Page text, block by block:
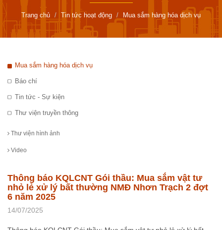
Trang chủ Tin tức hoạt động Mua sắm hàng hóa dịch vụ
Mua sắm hàng hóa dịch vụ
Báo chí
Tin tức - Sự kiện
Thư viện truyền thông
Thư viện hình ảnh
Video
Thông báo KQLCNT Gói thầu: Mua sắm vật tư
nhỏ lẻ xử lý bất thường NMĐ Nhơn Trạch 2 đợt
6 năm 2025
14/07/2025